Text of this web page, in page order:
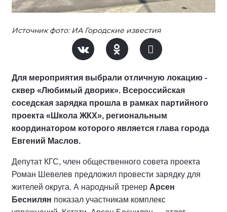
Источник фото: ИА Городские известия
Для мероприятия выбрали отличную локацию -
сквер «Любимый дворик». Всероссийская
соседская зарядка прошла в рамках партийного
проекта «Школа ЖКХ», региональным
координатором которого является глава города
Евгений Маслов.
Депутат КГС, член общественного совета проекта
Роман Шевелев предложил провести зарядку для
жителей округа. А народный тренер Арсен
Беснилян показал участникам комплекс